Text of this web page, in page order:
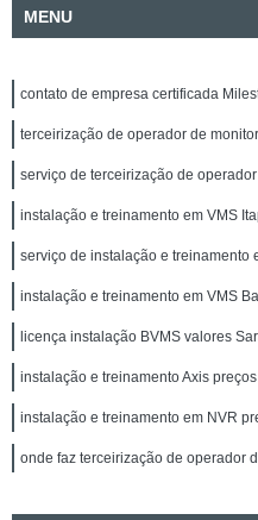
MENU
contato de empresa certificada
terceirização de operador de
serviço de terceirização de
instalação e treinamento em VMS
serviço de instalação e treinamento
instalação e treinamento em VMS
licença instalação BVMS valores
instalação e treinamento Axis
instalação e treinamento em NVR
onde faz terceirização de operador